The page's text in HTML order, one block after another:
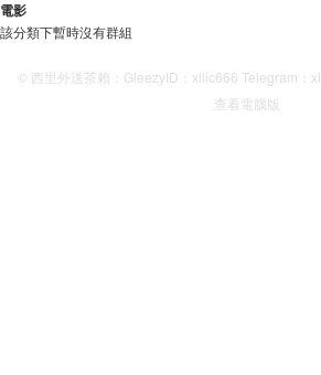
電影
該分類下暫時沒有群組
© 西里外送茶賴：GleezyID：xilic666 Telegram：
查看電腦版